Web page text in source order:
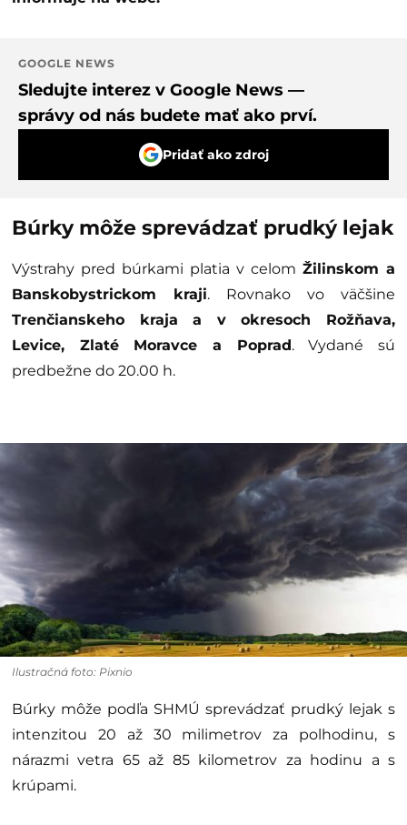
GOOGLE NEWS
Sledujte interez v Google News —
správy od nás budete mať ako prví.
Pridať ako zdroj
Búrky môže sprevádzať prudký lejak
Výstrahy pred búrkami platia v celom Žilinskom a
Banskobystrickom kraji. Rovnako vo väčšine
Trenčianskeho kraja a v okresoch Rožňava,
Levice, Zlaté Moravce a Poprad. Vydané sú
predbežne do 20.00 h.
Ilustračná foto: Pixnio
Búrky môže podľa SHMÚ sprevádzať prudký lejak s
intenzitou 20 až 30 milimetrov za polhodinu, s
nárazmi vetra 65 až 85 kilometrov za hodinu a s
krúpami.